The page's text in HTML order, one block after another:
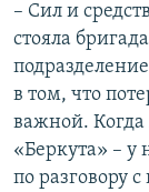
– Сил и
стояла
в том, что
важной.
«Беркута» – у
по разговору